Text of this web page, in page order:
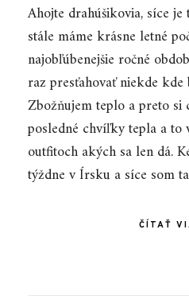
Ahojte drahúšikovia, síce
stále máme krásne letné
najobľúbenejšie ročné
raz presťahovať niekde
Zbožňujem teplo a preto si
posledné chvíľky tepla a to
outfitoch akých sa len dá.
týždne v Írsku a síce som
ČÍTAŤ